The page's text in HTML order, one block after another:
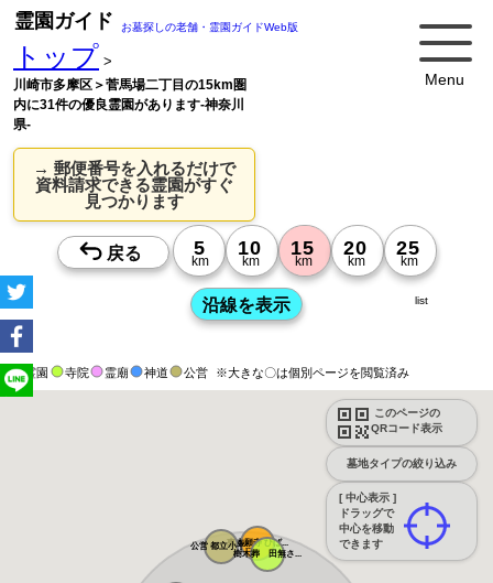
Menu
霊園ガイド お墓探しの老舗・霊園ガイドWeb版
トップ >
川崎市多摩区＞菅馬場二丁目の15km圏
内に31件の優良霊園があります-神奈川
県-
→ 郵便番号を入れるだけで
資料請求できる霊園がすぐ
見つかります
霊園 寺院 霊廟 神道 公営 ※大きな〇は個別ページを閲覧済み
このページの
QRコード表示
墓地タイプの絞り込み
[ 中心表示 ]
ドラッグで
中心を移動
できます
list
東本願寺 ひば...
公営 都立小平...
樹木葬 田無さ...